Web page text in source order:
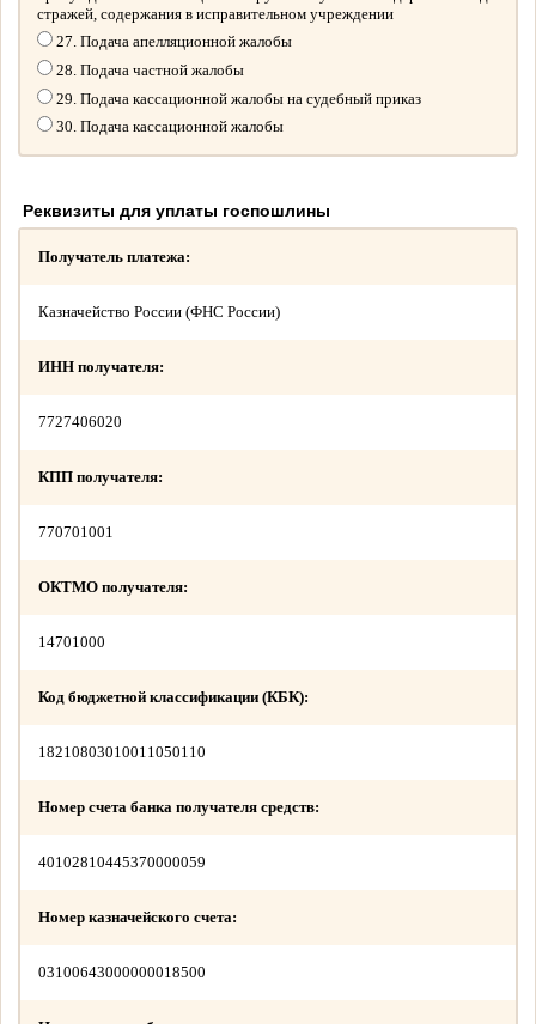
стражей, содержания в исправительном учреждении
27. Подача апелляционной жалобы
28. Подача частной жалобы
29. Подача кассационной жалобы на судебный приказ
30. Подача кассационной жалобы
Реквизиты для уплаты госпошлины
Получатель платежа:
Казначейство России (ФНС России)
ИНН получателя:
7727406020
КПП получателя:
770701001
ОКТМО получателя:
14701000
Код бюджетной классификации (КБК):
18210803010011050110
Номер счета банка получателя средств:
40102810445370000059
Номер казначейского счета:
03100643000000018500